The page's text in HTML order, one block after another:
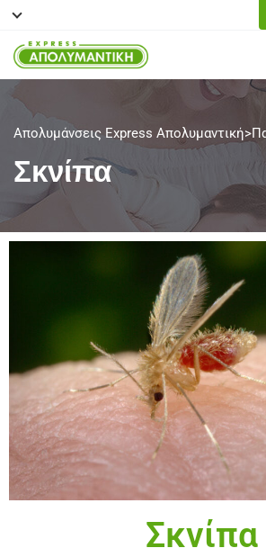
Απολυμάνσεις Express Απολυμαντική>
Σκνίπα
Σκνίπα